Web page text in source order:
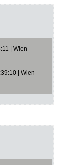
| Wien -
| Wien -